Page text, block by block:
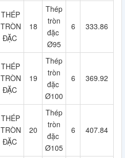
THÉP
TRÒN
ĐẶC
18
Thép
tròn
đặc
Ø95
6 333.86
THÉP
TRÒN
ĐẶC
19
Thép
tròn
đặc
Ø100
6 369.92
THÉP
TRÒN
ĐẶC
20
Thép
tròn
đặc
Ø105
6 407.84